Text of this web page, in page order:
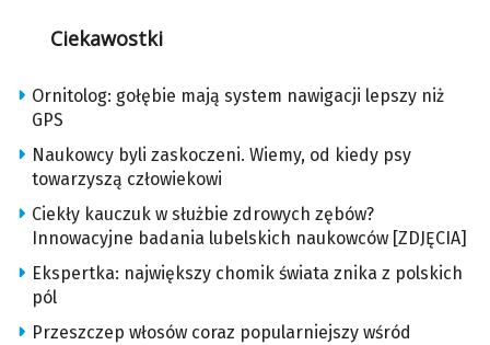
Ciekawostki
Ornitolog: gołębie mają system nawigacji lepszy niż
GPS
Naukowcy byli zaskoczeni. Wiemy, od kiedy psy
towarzyszą człowiekowi
Ciekły kauczuk w służbie zdrowych zębów?
Innowacyjne badania lubelskich naukowców [ZDJĘCIA]
Ekspertka: największy chomik świata znika z polskich
pól
Przeszczep włosów coraz popularniejszy wśród